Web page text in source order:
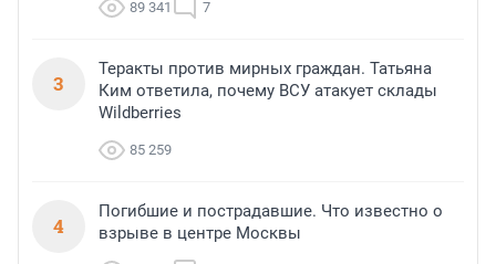
89 341 7
3
Теракты против мирных граждан. Татьяна
Ким ответила, почему ВСУ атакует склады
Wildberries
85 259
4
Погибшие и пострадавшие. Что известно о
взрыве в центре Москвы